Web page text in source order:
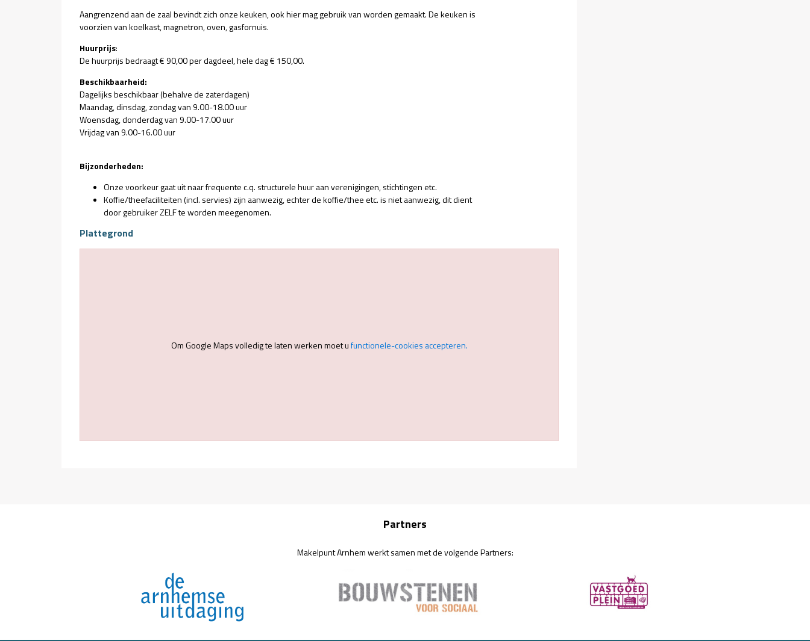
Aangrenzend aan de zaal bevindt zich onze keuken, ook hier mag gebruik van worden gemaakt. De keuken is
voorzien van koelkast, magnetron, oven, gasfornuis.
Huurprijs:
De huurprijs bedraagt € 90,00 per dagdeel, hele dag € 150,00.
Beschikbaarheid:
Dagelijks beschikbaar (behalve de zaterdagen)
Maandag, dinsdag, zondag van 9.00-18.00 uur
Woensdag, donderdag van 9.00-17.00 uur
Vrijdag van 9.00-16.00 uur
Bijzonderheden:
Onze voorkeur gaat uit naar frequente c.q. structurele huur aan verenigingen, stichtingen etc.
Koffie/theefaciliteiten (incl. servies) zijn aanwezig, echter de koffie/thee etc. is niet aanwezig, dit dient
door gebruiker ZELF te worden meegenomen.
Plattegrond
Om Google Maps volledig te laten werken moet ufunctionele-cookies accepteren.
Partners
Makelpunt Arnhem werkt samen met de volgende Partners: